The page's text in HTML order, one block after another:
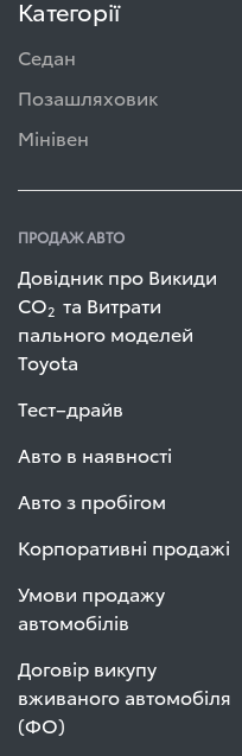
Категорії
Седан
Позашляховик
Мінівен
ПРОДАЖ АВТО
Довідник про Викиди
СО2 та Витрати
пального моделей
Toyota
Тест–драйв
Авто в наявності
Авто з пробігом
Корпоративні продажі
Умови продажу
автомобілів
Договір викупу
вживаного автомобіля
(ФО)